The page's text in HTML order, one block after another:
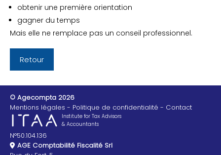
obtenir une première orientation
gagner du temps
Mais elle ne remplace pas un conseil professionnel.
Retour
© Agecompta 2026
Mentions légales
Politique de confidentialité Contact
Institute for Tax Advisors
& Accountants
N°50.104.136
AGE Comptabilité Fiscalité Srl